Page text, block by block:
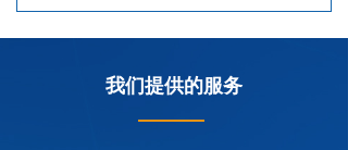
我们提供的服务